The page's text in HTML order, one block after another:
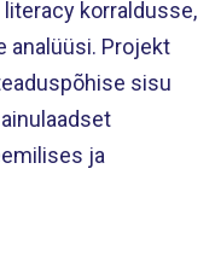
korraldusse,
analüüsi. Projekt
sisu
ja